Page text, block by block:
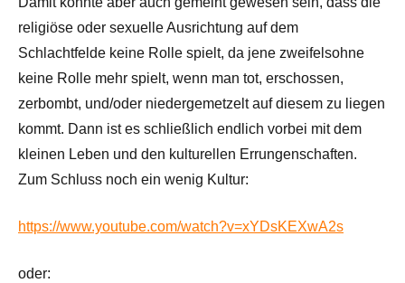
religiöse oder sexuelle Ausrichtung auf dem
Schlachtfelde keine Rolle spielt, da jene zweifelsohne
keine Rolle mehr spielt, wenn man tot, erschossen,
zerbombt, und/oder niedergemetzelt auf diesem zu liegen
kommt. Dann ist es schließlich endlich vorbei mit dem
kleinen Leben und den kulturellen Errungenschaften.
Zum Schluss noch ein wenig Kultur:
https://www.youtube.com/watch?v=xYDsKEXwA2s
oder: